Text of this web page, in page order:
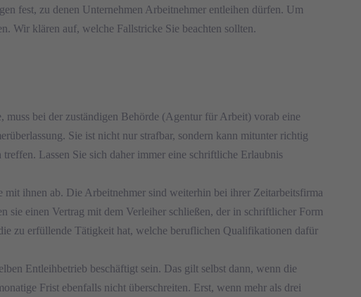
fest, zu denen Unternehmen Arbeitnehmer entleihen dürfen. Um
Wir klären auf, welche Fallstricke Sie beachten sollten.
bei der zuständigen Behörde (Agentur für Arbeit) vorab eine
Sie ist nicht nur strafbar, sondern kann mitunter richtig
Lassen Sie sich daher immer eine schriftliche Erlaubnis
mit ihnen ab. Die Arbeitnehmer sind weiterhin bei ihrer Zeitarbeitsfirma
sie einen Vertrag mit dem Verleiher schließen, der in schriftlicher Form
zu erfüllende Tätigkeit hat, welche beruflichen Qualifikationen dafür
Entleihbetrieb beschäftigt sein. Das gilt selbst dann, wenn die
Frist ebenfalls nicht überschreiten. Erst, wenn mehr als drei